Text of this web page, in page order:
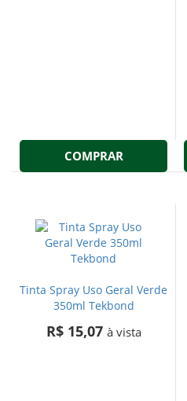
COMPRAR
Tinta Spray Uso Geral Verde
350ml Tekbond
R$ 15,07 à vista